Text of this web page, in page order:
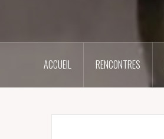
ACCUEIL RENCONTRES